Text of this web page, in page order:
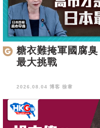
糖衣難掩軍國腐
最大挑戰
2026.08.04 博客 徐韋